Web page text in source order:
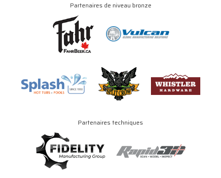
Partenaires de niveau bronze
Partenaires techniques